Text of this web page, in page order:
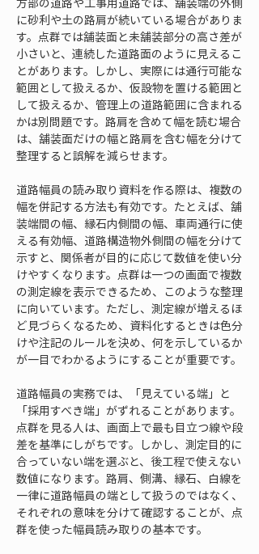
に砂利や土の路肩が続いている場合がありま
す。点群では舗装面と未舗装部分の高さ差が
小さいと、連続した道路面のように見えるこ
とがあります。しかし、実際には通行可能な
範囲として扱えるか、仮設物を置ける範囲と
して扱えるか、管理上の道路範囲に含まれる
かは別問題です。路肩を含めて幅を読む場合
は、舗装面だけの幅と路肩を含む幅を分けて
整理すると誤解を減らせます。
道路幅員の読み取り資料を作る際は、複数の
幅を併記する方法も有効です。たとえば、舗
装端間の幅、縁石内側間の幅、車両通行に使
える有効幅、道路構造物外側間の幅を分けて
示すと、関係者が目的に応じて数値を使い分
けやすくなります。点群は一つの画面で複数
の測定線を表示できるため、このような整理
に向いています。ただし、測定線が増えるほ
ど見づらくなるため、資料化するときは色分
けや注記のルールを決め、何を示しているか
が一目でわかるようにすることが重要です。
道路幅員の実務では、「見えている端」と
「採用すべき端」がずれることがあります。
点群を見る人は、画面上で最も目立つ線や段
差を基準にしがちです。しかし、測定目的に
合っていない端を選ぶと、後工程で使えない
数値になります。路肩、側溝、縁石、白線を
一律に道路幅員の端として扱うのではなく、
それぞれの意味を分けて確認することが、点
群を使った幅員読み取りの基本です。